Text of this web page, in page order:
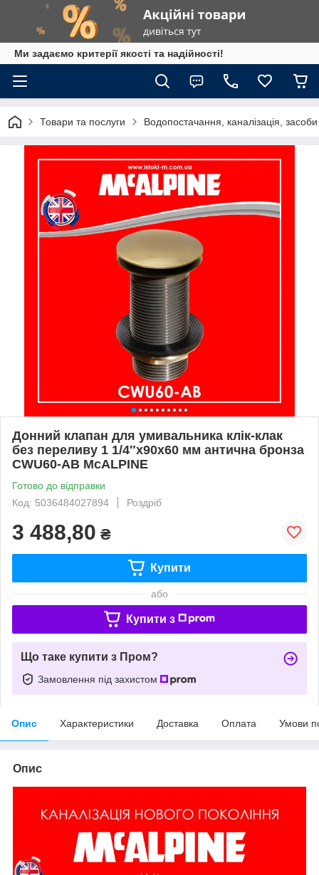
Ми задаємо критерії якості та надійності!
Товари та послуги Водопостачання, каналізація,
Донний клапан для умивальника клік-клак
без переливу 1 1/4″x90x60 мм антична бронза
CWU60-AB McALPINE
Готово до відправки
Код: 5036484027894
Роздріб
3 488,80 ₴
Купити
або
Купити з
Що таке купити з Пром?
Замовлення під захистом
Опис Характеристики Доставка Оплата Умови
Опис